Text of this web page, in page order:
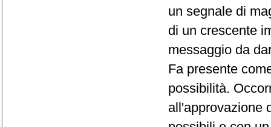
un segnale di
di un crescente
messaggio da
Fa presente
possibilità.
all'approvazione